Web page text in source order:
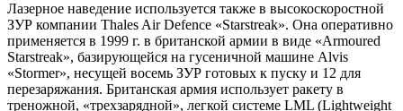
Лазерное наведение используется также в высокоскоростной
ЗУР компании Thales Air Defence «Starstreak». Она оперативно
применяется в 1999 г. в британской армии в виде «Armoured
Starstreak», базирующейся на гусеничной машине Alvis
«Stormer», несущей восемь ЗУР готовых к пуску и 12 для
перезаряжания. Британская армия использует ракету в
треножной, «трехзарядной», легкой системе LML (Lightweight